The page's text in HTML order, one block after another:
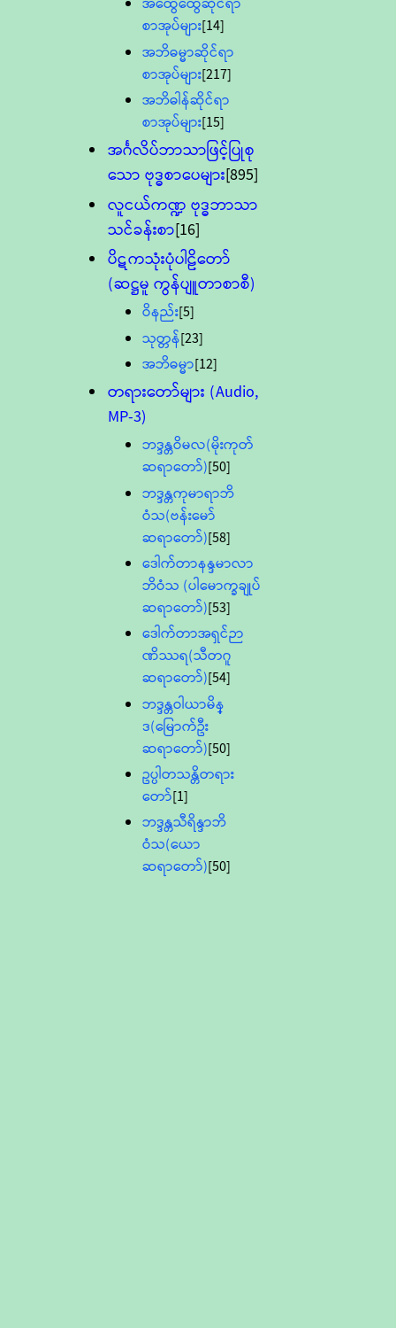
စာအုပ်များ[14]
အဘိဓမ္မာဆိုင်ရာ
စာအုပ်များ[217]
အဘိဓါန်ဆိုင်ရာ
စာအုပ်များ[15]
အင်္ဂလိပ်ဘာသာဖြင့်ပြုစု
သော ဗုဒ္ဓစာပေများ[895]
လူငယ်ကဏ္ဍ ဗုဒ္ဓဘာသာ
သင်ခန်းစာ[16]
ပိဋကသုံးပုံပါဠိတော်
(ဆဋ္ဌမူ ကွန်ပျူတာစာစီ)
ဝိနည်း[5]
သုတ္တန်[23]
အဘိဓမ္မာ[12]
တရားတော်များ (Audio,
MP-3)
ဘဒ္ဒန္တဝိမလ(မိုးကုတ်
ဆရာတော်)[50]
ဘဒ္ဒန္တကုမာရာဘိ
ဝံသ(ဗန်းမော်
ဆရာတော်)[58]
ဒေါက်တာနန္ဒမာလာ
ဘိဝံသ (ပါမောက္ခချုပ်
ဆရာတော်)[53]
ဒေါက်တာအရှင်ဉာ
ဏိဿရ(သီတဂူ
ဆရာတော်)[54]
ဘဒ္ဒန္တဝါယာမိန္
ဒ(မြောက်ဦး
ဆရာတော်)[50]
ဥပ္ပါတသန္တိတရား
တော်[1]
ဘဒ္ဒန္တသီရိန္ဒာဘိ
ဝံသ(ယော
ဆရာတော်)[50]